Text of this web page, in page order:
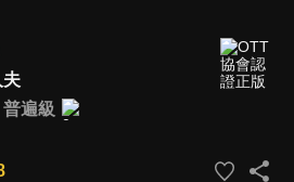
夫
普遍級